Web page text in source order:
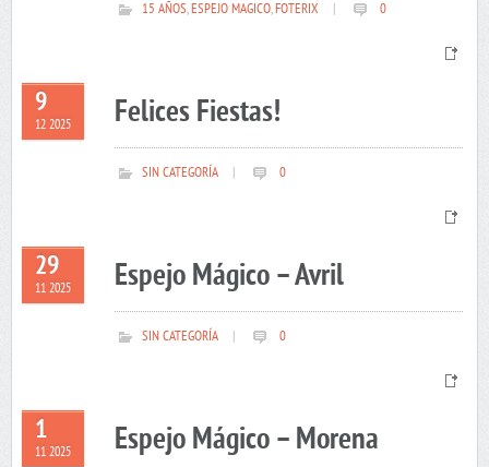
15 AÑOS,ESPEJO MAGICO,FOTERIX 0
9
12 2025 Felices Fiestas!
SIN CATEGORÍA 0
29
11 2025 Espejo Mágico – Avril
SIN CATEGORÍA 0
1
11 2025 Espejo Mágico – Morena